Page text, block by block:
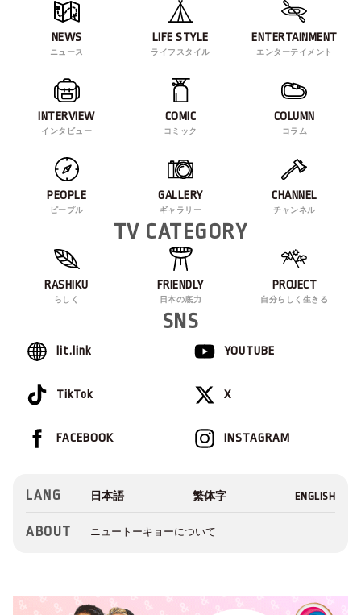
NEWS
ニュース
LIFE STYLE
ライフスタイル
ENTERTAINMENT
エンターテイメント
INTERVIEW
インタビュー
COMIC
コミック
COLUMN
コラム
PEOPLE
ピープル
GALLERY
ギャラリー
CHANNEL
チャンネル
TV CATEGORY
RASHIKU
らしく
FRIENDLY
日本の底力
PROJECT
自分らしく生きる
SNS
lit.link YOUTUBE
TikTok X
INSTAGRAM
FACEBOOK
LANG
ABOUT ニュートーキョーについて